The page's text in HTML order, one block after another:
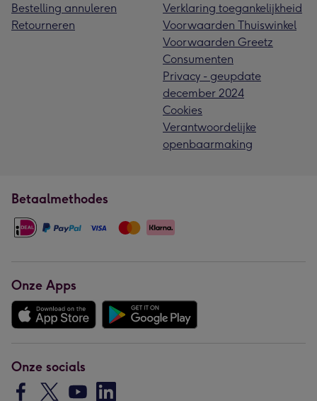
Bestelling annuleren
Retourneren
Verklaring toegankelijkheid
Voorwaarden Thuiswinkel
Voorwaarden Greetz
Consumenten
Privacy - geupdate
december 2024
Cookies
Verantwoordelijke
openbaarmaking
Betaalmethodes
Onze Apps
Onze socials